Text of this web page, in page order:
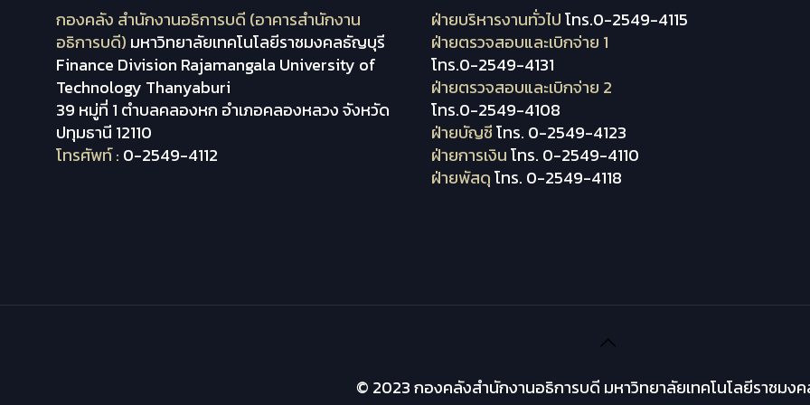
กองคลัง สำนักงานอธิการบดี (อาคารสำนักงาน
อธิการบดี) มหาวิทยาลัยเทคโนโลยีราชมงคลธัญบุรี
Finance Division Rajamangala University of
Technology Thanyaburi
39 หมู่ที่ 1 ตำบลคลองหก อำเภอคลองหลวง จังหวัด
ปทุมธานี 12110
โทรศัพท์ : 0-2549-4112
ฝ่ายบริหารงานทั่วไปโทร.0-2549-4115
ฝ่ายตรวจสอบและเบิกจ่าย 1
โทร.0-2549-4131
ฝ่ายตรวจสอบและเบิกจ่าย 2
โทร.0-2549-4108
ฝ่ายบัญชีโทร. 0-2549-4123
ฝ่ายการเงินโทร. 0-2549-4110
ฝ่ายพัสดุโทร. 0-2549-4118
© 2023 กองคลังสำนักงานอธิการบดี มหาวิทยาลัยเทคโนโลยีราชมง